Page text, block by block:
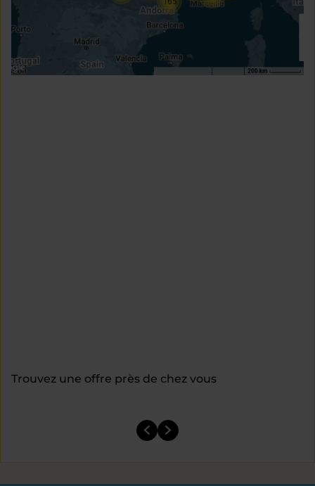
Trouvez une offre près de chez vous